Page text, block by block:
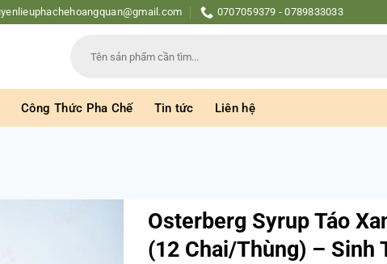
0707059379 - 0789833033
kiếm:
Công Thức Pha Chế Tin tức Liên hệ
Osterberg Syrup Táo
(12 Chai/Thùng) – Sinh